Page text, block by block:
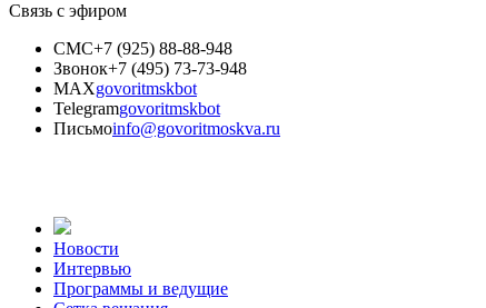
Связь с эфиром
СМС+7 (925) 88-88-948
Звонок+7 (495) 73-73-948
MAXgovoritmskbot
Telegramgovoritmskbot
Письмоinfo@govoritmoskva.ru
Новости
Интервью
Программы и ведущие